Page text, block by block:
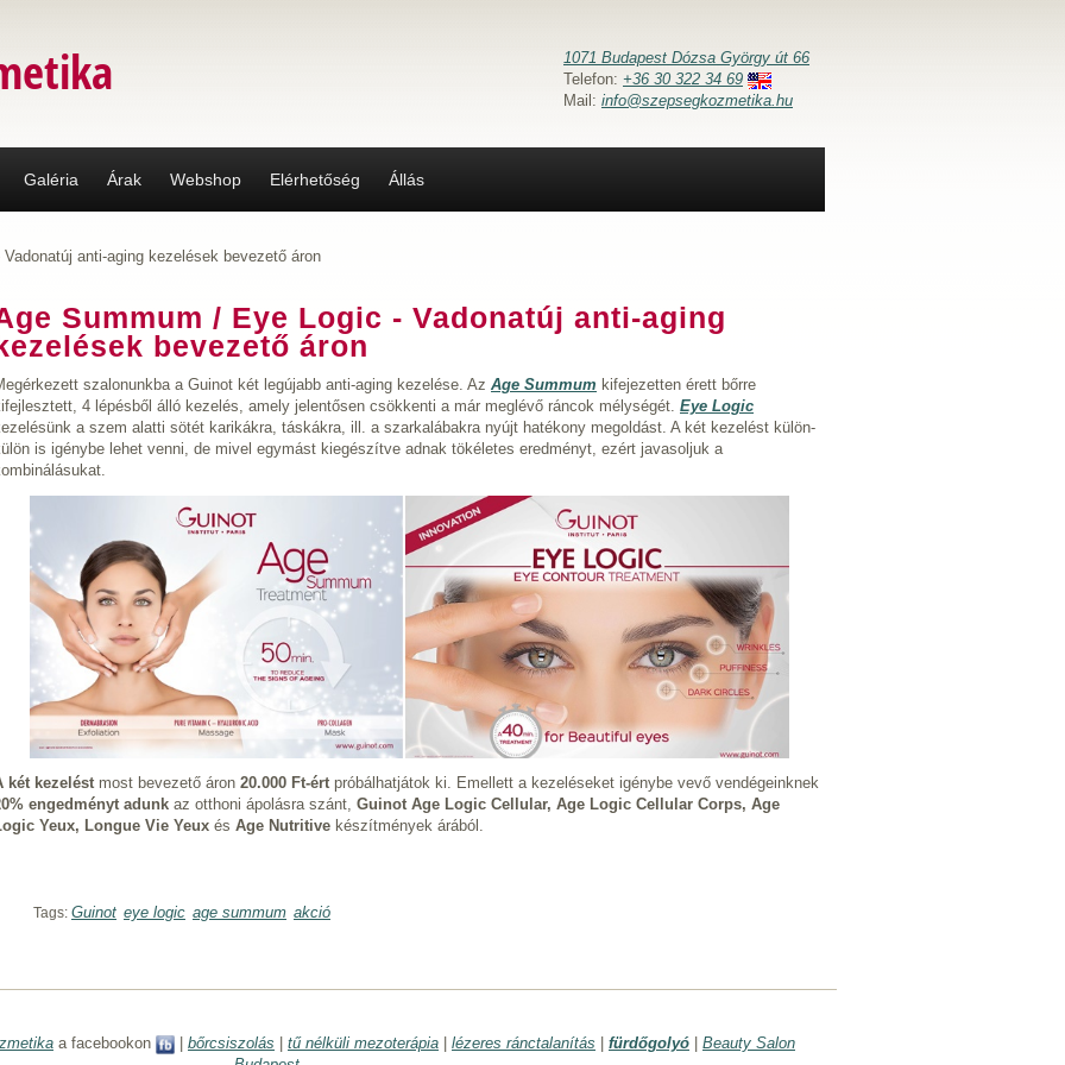
1071 Budapest Dózsa György út 66
Telefon: +36 30 322 34 69
Mail: info@szepsegkozmetika.hu
Galéria Árak Webshop Elérhetőség Állás
anti-aging kezelések bevezető áron
Summum / Eye Logic - Vadonatúj anti-aging
bevezető áron
szalonunkba a Guinot két legújabb anti-aging kezelése. Az Age Summum kifejezetten érett bőrre
4 lépésből álló kezelés, amely jelentősen csökkenti a már meglévő ráncok mélységét. Eye Logic
a szem alatti sötét karikákra, táskákra, ill. a szarkalábakra nyújt hatékony megoldást. A két kezelést külön-
is igénybe lehet venni, de mivel egymást kiegészítve adnak tökéletes eredményt, ezért javasoljuk a
két kezeléstmost bevezető áron 20.000 Ft-értpróbálhatjátok ki. Emellett a kezeléseket igénybe vevő vendégeinknek
engedményt adunk az otthoni ápolásra szánt, Guinot Age Logic Cellular, Age Logic Cellular Corps, Age
Yeux, Longue Vie Yeux és Age Nutritive készítmények árából.
Tags: Guinot eye logic age summum akció
a facebookon bőrcsiszolás tű nélküli mezoterápia lézeres ránctalanítás fürdőgolyó
Beauty Salon